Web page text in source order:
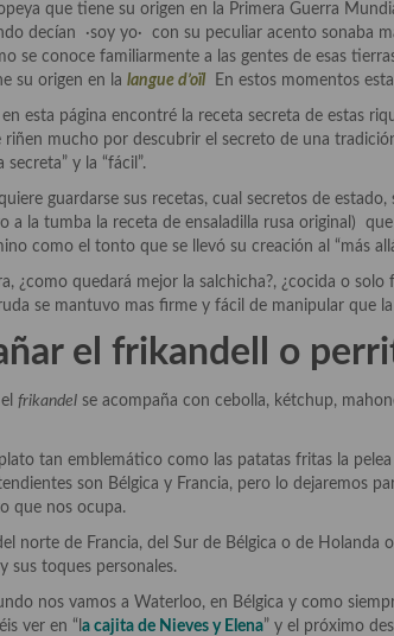
que tiene su origen en la Primera Guerra
decían ·soy yo· con su peculiar acento sonaba
se conoce familiarmente a las gentes de esas
su origen en la langue d’oïl En estos momentos
esta página encontré la receta secreta de estas
mucho por descubrir el secreto de una
y la “fácil”.
guardarse sus recetas, cual secretos de
a la tumba la receta de ensaladilla rusa original)
como el tonto que se llevó su creación al “más
¿como quedará mejor la salchicha?, ¿cocida o solo
se mantuvo mas firme y fácil de manipular que
el frikandell o
frikandel se acompaña con cebolla, kétchup,
tan emblemático como las patatas fritas la
son Bélgica y Francia, pero lo dejaremos
que nos ocupa.
norte de Francia, del Sur de Bélgica o de Holanda
sus toques personales.
nos vamos a Waterloo, en Bélgica y como
ver en “l a cajita de Nieves y Elena” y el próximo